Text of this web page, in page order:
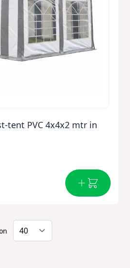
tent PVC 4x4x2 mtr in